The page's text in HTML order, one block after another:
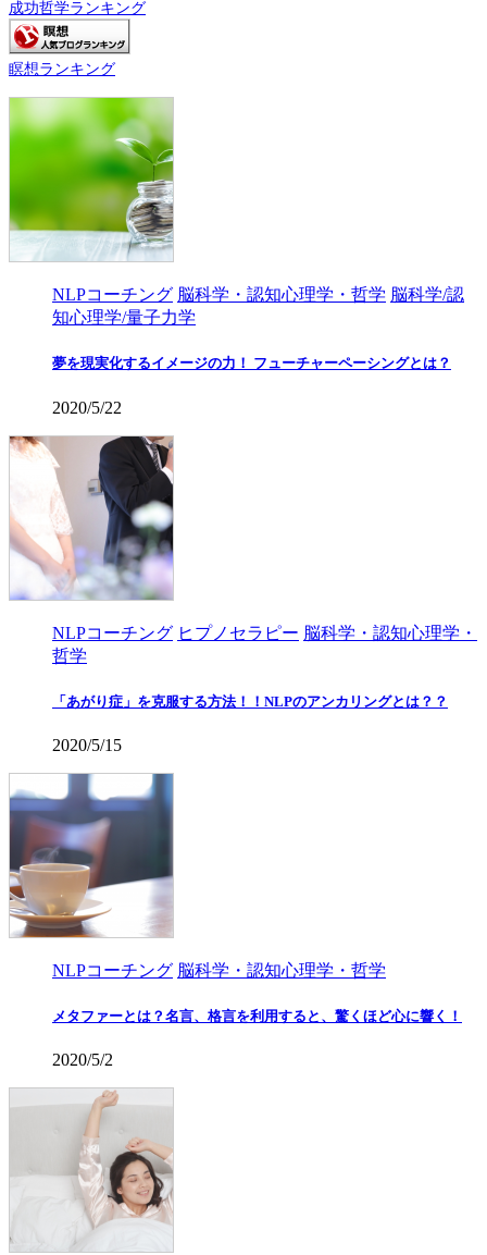
成功哲学ランキング
瞑想ランキング
NLPコーチング 脳科学・認知心理学・哲学 脳科学/認
知心理学/量子力学
夢を現実化するイメージの力！ フューチャーペーシングとは？
2020/5/22
NLPコーチング ヒプノセラピー 脳科学・認知心理学・
哲学
「あがり症」を克服する方法！！NLPのアンカリングとは？？
2020/5/15
NLPコーチング 脳科学・認知心理学・哲学
メタファーとは？名言、格言を利用すると、驚くほど心に響く！
2020/5/2